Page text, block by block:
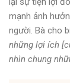
mạnh ảnh
người. Bà cho
những lợi ích
nhìn chung